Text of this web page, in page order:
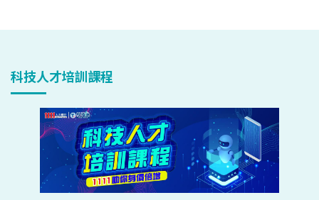
科技人才培訓課程